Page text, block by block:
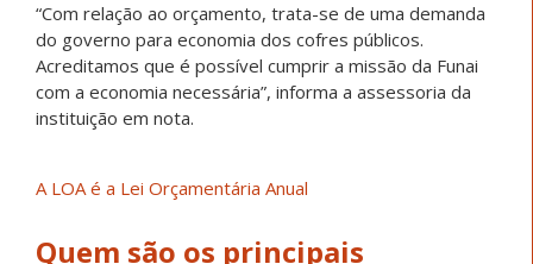
“Com relação ao orçamento, trata-se de uma demanda
do governo para economia dos cofres públicos.
Acreditamos que é possível cumprir a missão da Funai
com a economia necessária”, informa a assessoria da
instituição em nota.
A LOA é a Lei Orçamentária Anual
Quem são os principais